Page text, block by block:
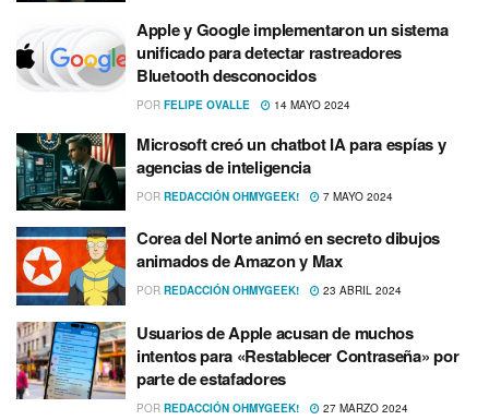
Apple y Google implementaron un sistema
unificado para detectar rastreadores
Bluetooth desconocidos
POR FELIPE OVALLE 14 MAYO 2024
Microsoft creó un chatbot IA para espías y
agencias de inteligencia
POR REDACCIÓN OHMYGEEK! 7 MAYO 2024
Corea del Norte animó en secreto dibujos
animados de Amazon y Max
POR REDACCIÓN OHMYGEEK! 23 ABRIL 2024
Usuarios de Apple acusan de muchos
intentos para «Restablecer Contraseña» por
parte de estafadores
POR REDACCIÓN OHMYGEEK! 27 MARZO 2024